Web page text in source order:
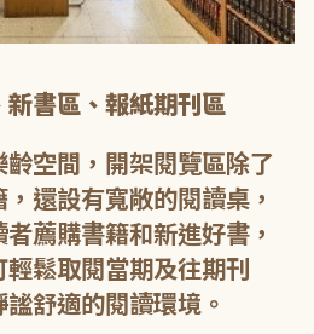
書區、報紙期刊區
空間，開架閱覽區除了
還設有寬敞的閱讀桌，
薦購書籍和新進好書，
鬆取閱當期及往期刊
舒適的閱讀環境。